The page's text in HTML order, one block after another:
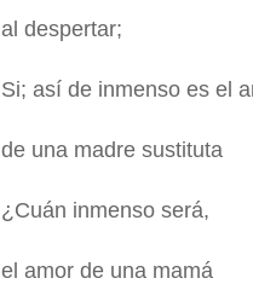
al despertar;
Si; así de inmenso es el
de una madre sustituta
¿Cuán inmenso será,
el amor de una mamá